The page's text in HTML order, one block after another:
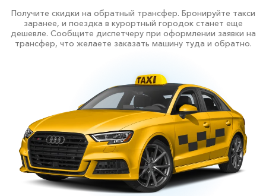
Получите скидки на обратный трансфер. Бронируйте такси
заранее, и поездка в курортный городок станет еще
дешевле. Сообщите диспетчеру при оформлении заявки на
трансфер, что желаете заказать машину туда и обратно.